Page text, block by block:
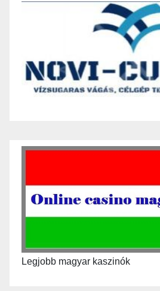
Legjobb magyar kaszinók